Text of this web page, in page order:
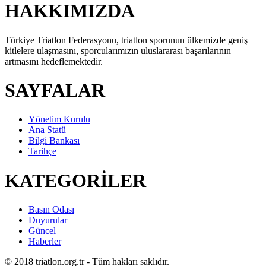
HAKKIMIZDA
Türkiye Triatlon Federasyonu, triatlon sporunun ülkemizde geniş
kitlelere ulaşmasını, sporcularımızın uluslararası başarılarının
artmasını hedeflemektedir.
SAYFALAR
Yönetim Kurulu
Ana Statü
Bilgi Bankası
Tarihçe
KATEGORİLER
Basın Odası
Duyurular
Güncel
Haberler
© 2018 triatlon.org.tr - Tüm hakları saklıdır.